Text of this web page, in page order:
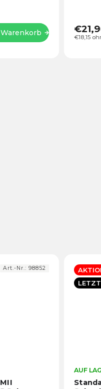
€18,15
Art.-Nr.:98852
AUF